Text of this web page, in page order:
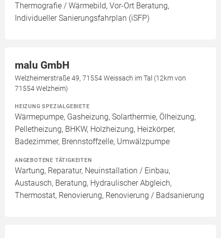
Thermografie / Wärmebild, Vor-Ort Beratung,
Individueller Sanierungsfahrplan (iSFP)
malu GmbH
Welzheimerstraße 49, 71554 Weissach im Tal (12km von
71554 Welzheim)
HEIZUNG SPEZIALGEBIETE
Wärmepumpe, Gasheizung, Solarthermie, Ölheizung,
Pelletheizung, BHKW, Holzheizung, Heizkörper,
Badezimmer, Brennstoffzelle, Umwälzpumpe
ANGEBOTENE TÄTIGKEITEN
Wartung, Reparatur, Neuinstallation / Einbau,
Austausch, Beratung, Hydraulischer Abgleich,
Thermostat, Renovierung, Renovierung / Badsanierung